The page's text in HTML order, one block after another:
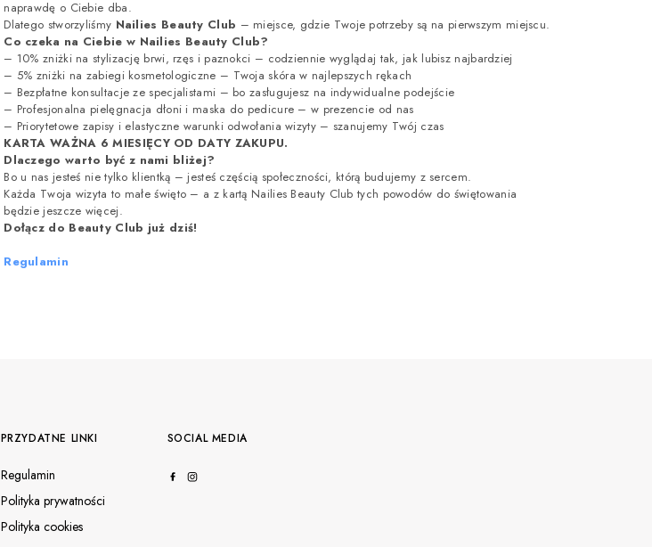
naprawdę o Ciebie dba.
Dlatego stworzyliśmy Nailies Beauty Club – miejsce, gdzie Twoje potrzeby są na pierwszym miejscu.
Co czeka na Ciebie w Nailies Beauty Club?
– 10% zniżki na stylizację brwi, rzęs i paznokci – codziennie wyglądaj tak, jak lubisz najbardziej
– 5% zniżki na zabiegi kosmetologiczne – Twoja skóra w najlepszych rękach
– Bezpłatne konsultacje ze specjalistami – bo zasługujesz na indywidualne podejście
– Profesjonalna pielęgnacja dłoni i maska do pedicure – w prezencie od nas
– Priorytetowe zapisy i elastyczne warunki odwołania wizyty – szanujemy Twój czas
KARTA WAŻNA 6 MIESIĘCY OD DATY ZAKUPU.
Dlaczego warto być z nami bliżej?
Bo u nas jesteś nie tylko klientką – jesteś częścią społeczności, którą budujemy z sercem.
Każda Twoja wizyta to małe święto – a z kartą Nailies Beauty Club tych powodów do świętowania
będzie jeszcze więcej.
Dołącz do Beauty Club już dziś!
Regulamin
PRZYDATNE LINKI
Regulamin
Polityka prywatności
Polityka cookies
SOCIAL MEDIA